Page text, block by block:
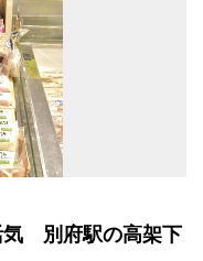
気 別府駅の高架下